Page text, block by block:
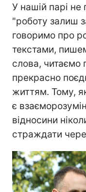
У нашій парі
"роботу залиш
говоримо про
текстами,
слова, читаємо
прекрасно
життям. Тому,
є
відносини
страждати